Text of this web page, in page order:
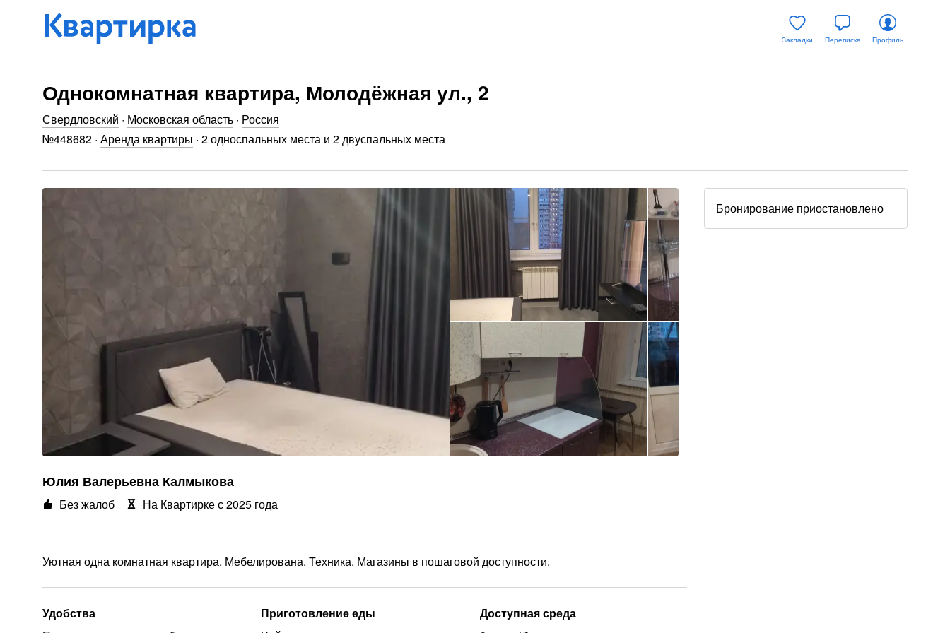
Закладки Переписка Профиль
Однокомнатная квартира, Молодёжная ул., 2
Свердловский · Московская область · Россия
№448682 · Аренда квартиры · 2 односпальных места и 2 двуспальных места
Бронирование приостановлено
Юлия Валерьевна Калмыкова
Без жалоб На Квартирке с 2025 года
Уютная одна комнатная квартира. Мебелирована. Техника. Магазины в пошаговой доступности.
Удобства
Приготовление еды
Доступная среда